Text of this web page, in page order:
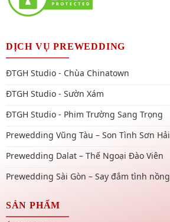
DỊCH VỤ PREWEDDING
ĐTGH Studio - Chùa Chinatown
ĐTGH Studio - Sườn Xám
ĐTGH Studio - Phim Trường Sang Trọng
Prewedding Vũng Tàu – Son Tình Sơn Hải
Prewedding Dalat – Thế Ngoại Đào Viên
Prewedding Sài Gòn – Say đắm tình nồng
SẢN PHẨM